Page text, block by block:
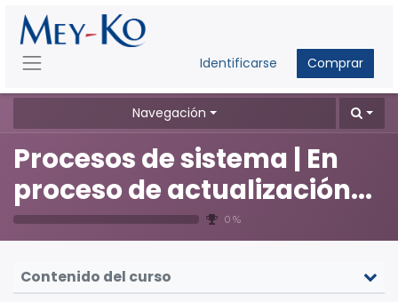
Identificarse Comprar
Navegación
Procesos de sistema | En
proceso de actualización...
0 %
Contenido del curso